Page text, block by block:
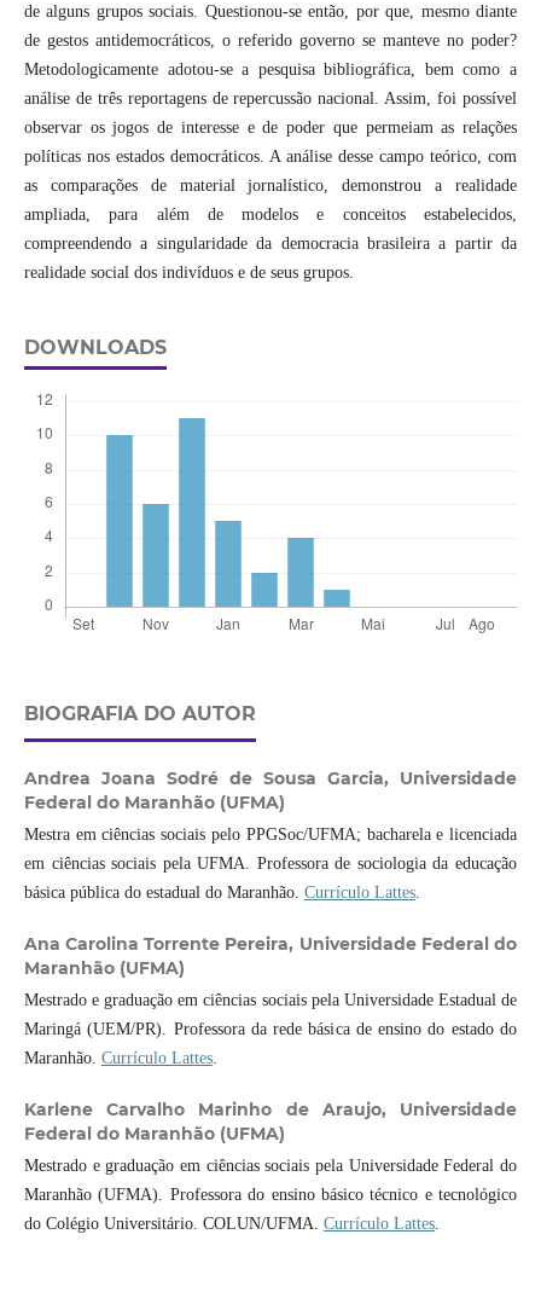
de alguns grupos sociais. Questionou-se então, por que, mesmo diante
de gestos antidemocráticos, o referido governo se manteve no poder?
Metodologicamente adotou-se a pesquisa bibliográfica, bem como a
análise de três reportagens de repercussão nacional. Assim, foi possível
observar os jogos de interesse e de poder que permeiam as relações
políticas nos estados democráticos. A análise desse campo teórico, com
as comparações de material jornalístico, demonstrou a realidade
ampliada, para além de modelos e conceitos estabelecidos,
compreendendo a singularidade da democracia brasileira a partir da
realidade social dos indivíduos e de seus grupos.
DOWNLOADS
BIOGRAFIA DO AUTOR
Andrea Joana Sodré de Sousa Garcia, Universidade
Federal do Maranhão (UFMA)
Mestra em ciências sociais pelo PPGSoc/UFMA; bacharela e licenciada
em ciências sociais pela UFMA. Professora de sociologia da educação
básica pública do estadual do Maranhão. Currículo Lattes.
Ana Carolina Torrente Pereira, Universidade Federal do
Maranhão (UFMA)
Mestrado e graduação em ciências sociais pela Universidade Estadual de
Maringá (UEM/PR). Professora da rede básica de ensino do estado do
Maranhão. Currículo Lattes.
Karlene Carvalho Marinho de Araujo, Universidade
Federal do Maranhão (UFMA)
Mestrado e graduação em ciências sociais pela Universidade Federal do
Maranhão (UFMA). Professora do ensino básico técnico e tecnológico
do Colégio Universitário. COLUN/UFMA. Currículo Lattes.